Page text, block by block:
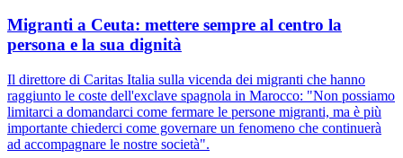
Migranti a Ceuta: mettere sempre al centro la
persona e la sua dignità
Il direttore di Caritas Italia sulla vicenda dei migranti che hanno
raggiunto le coste dell'exclave spagnola in Marocco: "Non possiamo
limitarci a domandarci come fermare le persone migranti, ma è più
importante chiederci come governare un fenomeno che continuerà
ad accompagnare le nostre società".